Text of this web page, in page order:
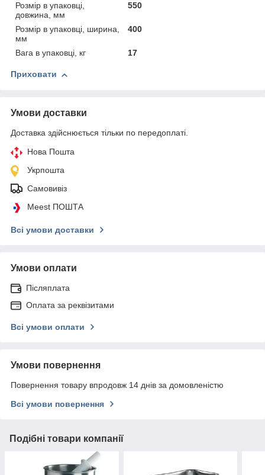
Розмір в упаковці,
довжина, мм
550
Розмір в упаковці, ширина,
мм
400
Вага в упаковці, кг 17
Приховати
Умови доставки
Доставка здійснюється тільки по передоплаті.
Нова Пошта
Укрпошта
Самовивіз
Meest ПОШТА
Всі умови доставки
Умови оплати
Післяплата
Оплата за реквізитами
Всі умови оплати
Умови повернення
Повернення товару впродовж 14 днів за домовленістю
Всі умови повернення
Подібні товари компанії